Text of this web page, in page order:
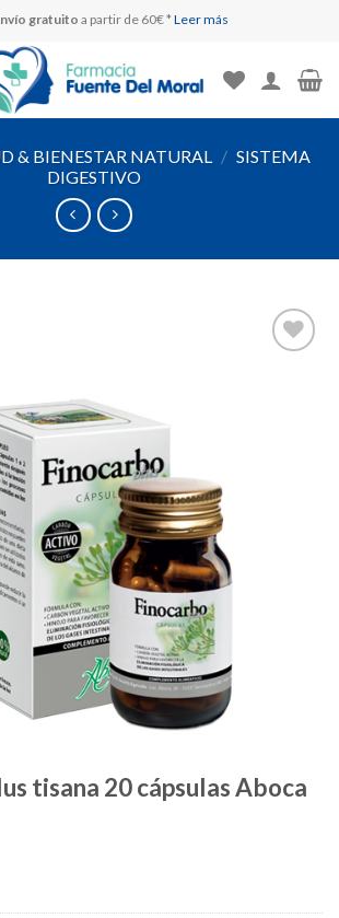
gratuito a partir de 60€ * Leer más
& BIENESTAR NATURAL / SISTEMA
DIGESTIVO
tisana 20 cápsulas Aboca